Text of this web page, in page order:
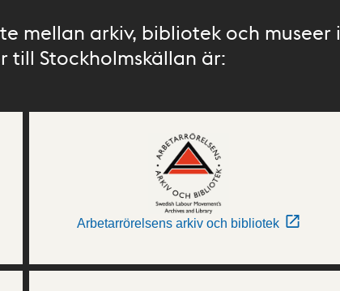
mellan arkiv, bibliotek och museer i
till Stockholmskällan är:
Arbetarrörelsens arkiv och bibliotek